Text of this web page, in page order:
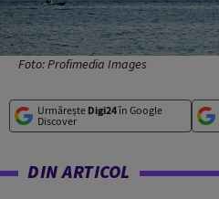
Foto: Profimedia Images
Urmărește Digi24în Google
Discover
DIN ARTICOL